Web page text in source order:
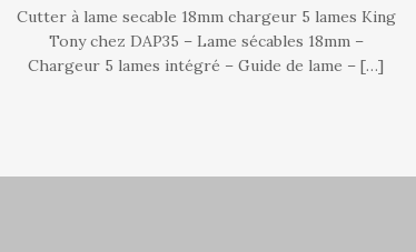
Cutter à lame secable 18mm chargeur 5 lames King
Tony chez DAP35 – Lame sécables 18mm –
Chargeur 5 lames intégré – Guide de lame – […]